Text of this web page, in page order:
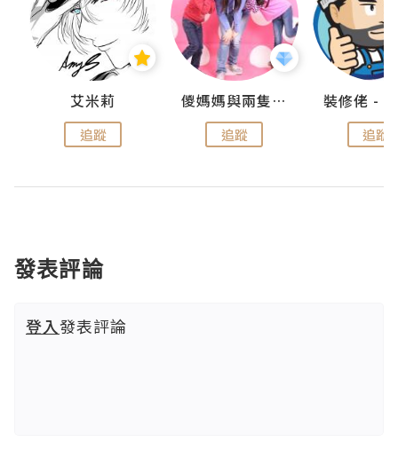
艾米莉
追蹤
儍媽媽與兩隻小魔怪之家
追蹤 追蹤
發表評論
登入發表評論